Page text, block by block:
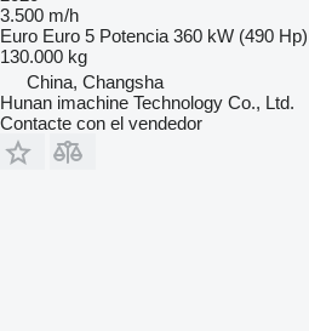
3.500 m/h
Euro Euro 5 Potencia 360 kW (490 Hp)
130.000 kg
China, Changsha
Hunan imachine Technology Co., Ltd.
Contacte con el vendedor